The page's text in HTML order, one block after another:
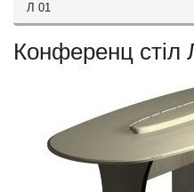
Л 01
Конференц стіл